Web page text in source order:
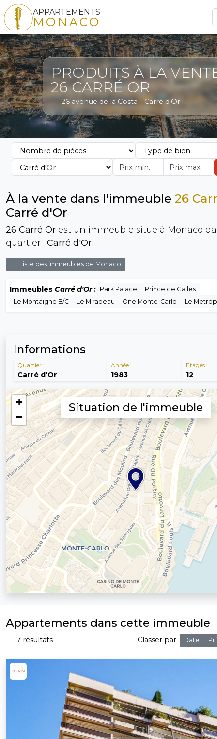
APPARTEMENTS
MONACO
PRODUITS À LA
26 CARRÉ OR
26 avenue de la Costa - Carré d'Or
À la vente dans l'immeuble 26
Carré d'Or
26 Carré Or est un immeuble situé à Monaco
quartier : Carré d'Or
Liste des immeubles de Monaco
Immeubles Carré d'Or: Park Palace
Prince de Galles
Le Montaigne B/C
Le Mirabeau One Monte-Carlo Le
Informations
Quartier :
Carré d'Or
Année :
1983
Etages :
12
Situation de l'immeuble
Appartements dans cette immeuble
7 résultats Classer par : Date